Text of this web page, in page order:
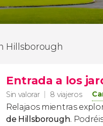
Hillsborough
Entrada a los
Sin valorar 8 viajeros
Relajaos mientras
de Hillsborough.